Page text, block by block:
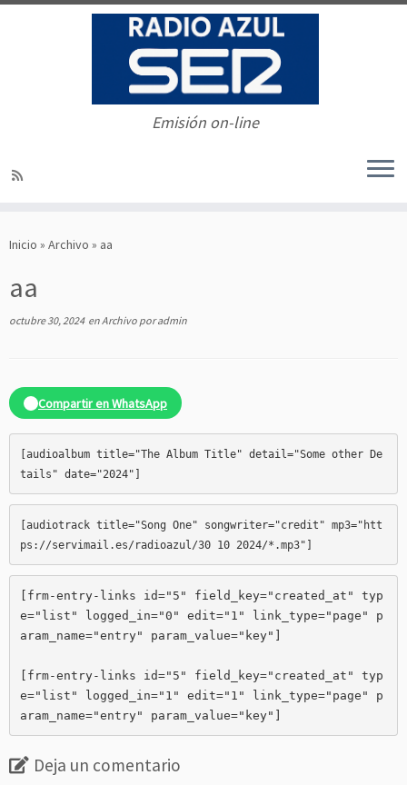
Emisión on-line
Inicio » Archivo » aa
aa
octubre 30, 2024enArchivo poradmin
Compartir en WhatsApp
[audioalbum title="The Album Title" detail="Some other De
[audiotrack title="Song One" songwriter="credit" mp3="htt
ps://servimail.es/radioazul/30 10 2024/*.mp3
[frm-entry-links id="5" field_key="created_at" typ
e="list" logged_in="0" edit="1" link_type="page" p
aram_name="entry" param_value="key"]
[frm-entry-links id="5" field_key="created_at" typ
e="list" logged_in="1" edit="1" link_type="page" p
aram_name="entry" param_value="key"]
Deja un comentario